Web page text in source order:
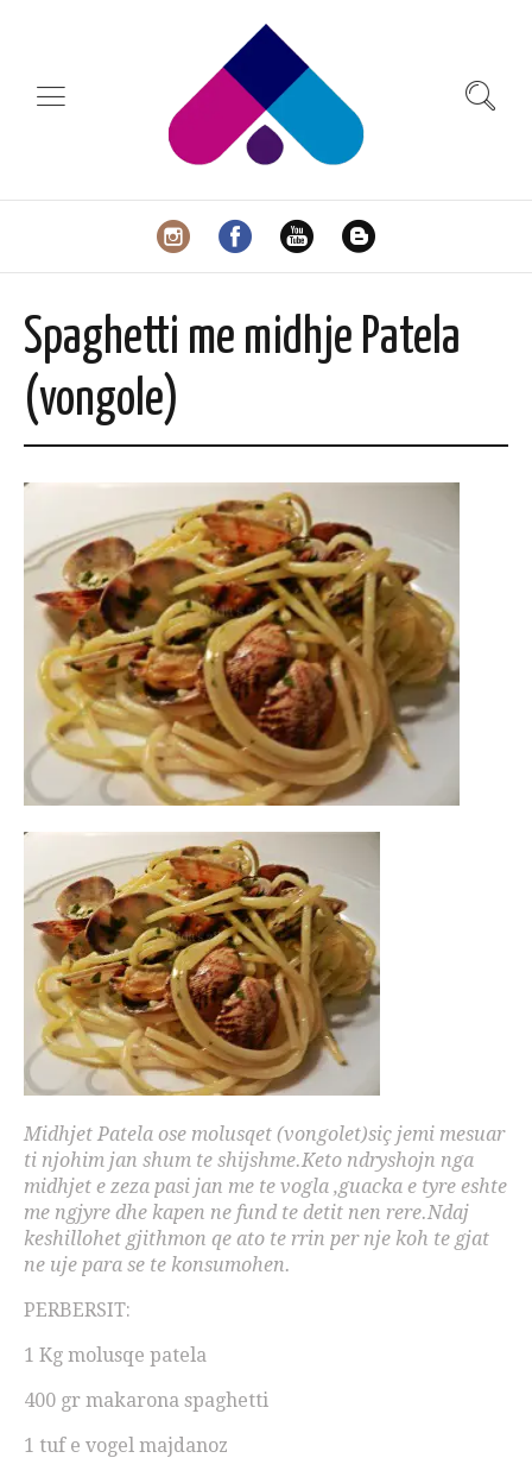
Spaghetti me midhje Patela
(vongole)
Midhjet Patela ose molusqet (vongolet)siç jemi mesuar
ti njohim jan shum te shijshme.Keto ndryshojn nga
midhjet e zeza pasi jan me te vogla ,guacka e tyre eshte
me ngjyre dhe kapen ne fund te detit nen rere.Ndaj
keshillohet gjithmon qe ato te rrin per nje koh te gjat
ne uje para se te konsumohen.
PERBERSIT:
1 Kg molusqe patela
400 gr makarona spaghetti
1 tuf e vogel majdanoz